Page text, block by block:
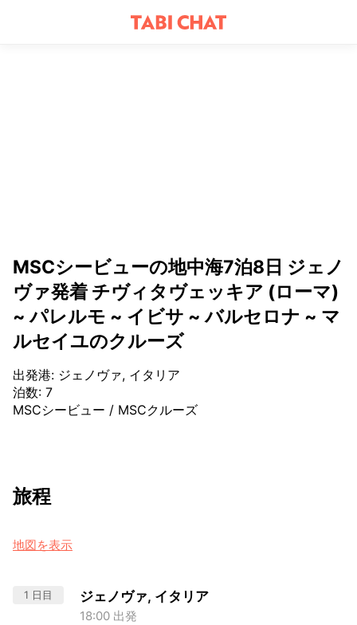
MSCシービューの地中海7泊8日 ジェノ
ヴァ発着 チヴィタヴェッキア (ローマ)
~ パレルモ ~ イビサ ~ バルセロナ ~ マ
ルセイユのクルーズ
出発港: ジェノヴァ, イタリア
泊数: 7
MSCシービュー / MSCクルーズ
旅程
地図を表示
1 日目 ジェノヴァ, イタリア
18:00 出発